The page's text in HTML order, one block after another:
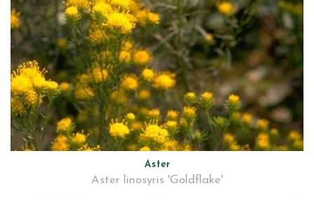
Aster
Aster linosyris 'Goldflake'